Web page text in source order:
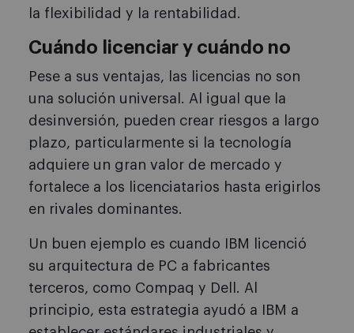
la flexibilidad y la rentabilidad.
Cuándo licenciar y cuándo no
Pese a sus ventajas, las licencias no son
una solución universal. Al igual que la
desinversión, pueden crear riesgos a largo
plazo, particularmente si la tecnología
adquiere un gran valor de mercado y
fortalece a los licenciatarios hasta erigirlos
en rivales dominantes.
Un buen ejemplo es cuando IBM licenció
su arquitectura de PC a fabricantes
terceros, como Compaq y Dell. Al
principio, esta estrategia ayudó a IBM a